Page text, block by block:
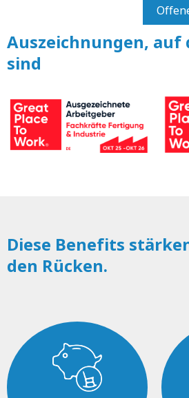
Auszeichnungen, auf
sind
Diese Benefits
den Rücken.